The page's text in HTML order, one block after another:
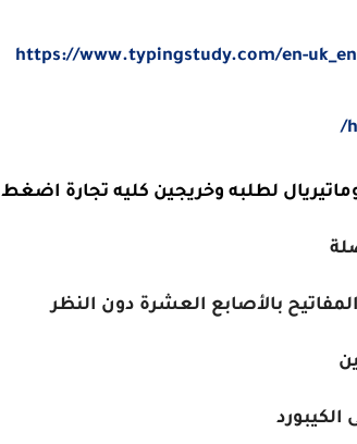
https://www.typingstudy.com/en-
لطلبه وخريجين كليه تجارة اضغط
بالأصابع العشرة دون النظر
الكيبورد